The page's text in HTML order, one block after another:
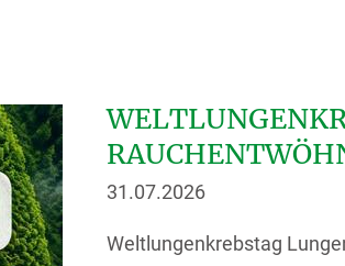
31.07.2026
Weltlungenkrebstag